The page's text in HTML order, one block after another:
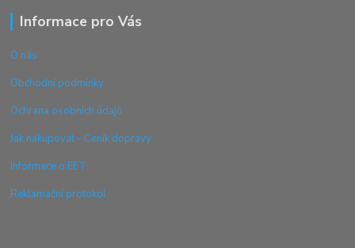
Informace pro Vás
O nás
Obchodní podmínky
Ochrana osobních údajů
Jak nakupovat - Ceník dopravy
Informace o EET
Reklamační protokol